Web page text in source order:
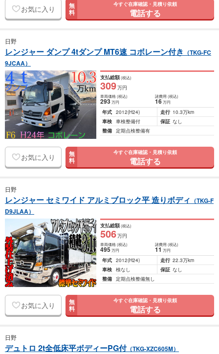
お気に入り 無
料
今すぐ在庫確認・見積り依頼
電話する
日野
レンジャー ダンプ 4tダンプ MT6速 コボレーン付き （TKG-FC
9JCAA）
支払総額(税込)
309万円
車両価格(税込)
293万円
諸費用 (税込)
16 万円
年式 2012(H24) 走行 10.3万km
車検 車検整備付 保証 なし
整備 定期点検整備有
お気に入り 無
料
今すぐ在庫確認・見積り依頼
電話する
日野
レンジャー セミワイド アルミブロック平 造りボディ （TKG-F
D9JLAA）
支払総額(税込)
506万円
車両価格(税込)
495万円
諸費用 (税込)
11 万円
年式 2012(H24) 走行 22.3万km
車検 検なし 保証 なし
整備 定期点検整備無し
お気に入り 無
料
今すぐ在庫確認・見積り依頼
電話する
日野
デュトロ 2t全低床平ボディーPG付（TKG-XZC605M）